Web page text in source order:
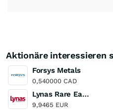
Aktionäre interessieren
Forsys Metals
0,540000 CAD
Lynas Rare Earths
9,9465 EUR